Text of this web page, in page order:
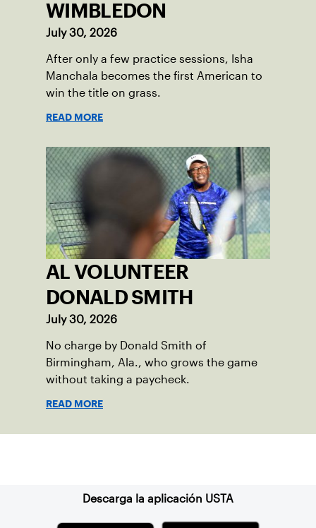
WIMBLEDON
July 30, 2026
After only a few practice sessions, Isha
Manchala becomes the first American to
win the title on grass.
READ MORE
AL VOLUNTEER
DONALD SMITH
July 30, 2026
No charge by Donald Smith of
Birmingham, Ala., who grows the game
without taking a paycheck.
READ MORE
Descarga la aplicación USTA